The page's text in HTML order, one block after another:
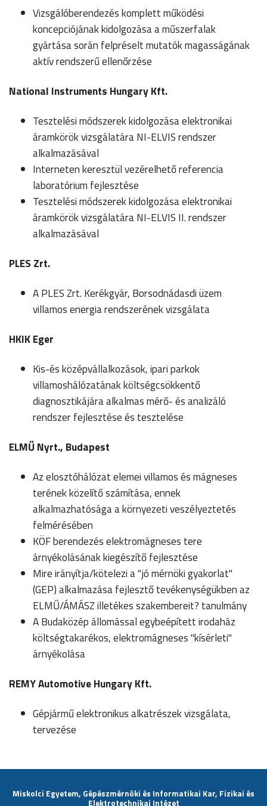
Vizsgálóberendezés komplett működési
koncepciójának kidolgozása a műszerfalak
gyártása során felpréselt mutatók magasságának
aktív rendszerű ellenőrzése
National Instruments Hungary Kft.
Tesztelési módszerek kidolgozása elektronikai
áramkörök vizsgálatára NI-ELVIS rendszer
alkalmazásával
Interneten keresztül vezérelhető referencia
laboratórium fejlesztése
Tesztelési módszerek kidolgozása elektronikai
áramkörök vizsgálatára NI-ELVIS II. rendszer
alkalmazásával
PLES Zrt.
A PLES Zrt. Kerékgyár, Borsodnádasdi üzem
villamos energia rendszerének vizsgálata
HKIK Eger
Kis-és középvállalkozások, ipari parkok
villamoshálózatának költségcsökkentő
diagnosztikájára alkalmas mérő- és analizáló
rendszer fejlesztése és tesztelése
ELMŰ Nyrt., Budapest
Az elosztóhálózat elemei villamos és mágneses
terének közelítő számítása, ennek
alkalmazhatósága a környezeti veszélyeztetés
felmérésében
KÖF berendezés elektromágneses tere
árnyékolásának kiegészítő fejlesztése
Mire irányítja/kötelezi a "jó mérnöki gyakorlat"
(GEP) alkalmazása fejlesztő tevékenységükben az
ELMŰ/ÁMÁSZ illetékes szakembereit? tanulmány
A Budaközép állomással egybeépített irodaház
költségtakarékos, elektromágneses "kísérleti"
árnyékolása
REMY Automotive Hungary Kft.
Gépjármű elektronikus alkatrészek vizsgálata,
tervezése
Miskolci Egyetem, Gépészmérnöki és Informatikai Kar, Fizikai és
Elektrotechnikai Intézet